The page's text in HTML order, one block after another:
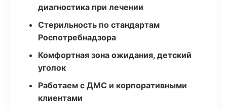
диагностика при лечении
Стерильность по стандартам
Роспотребнадзора
Комфортная зона ожидания, детский
уголок
Работаем с ДМС и корпоративными
клиентами